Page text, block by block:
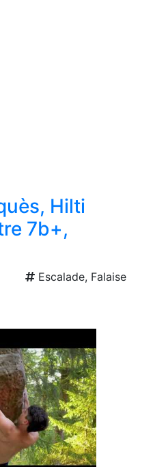
Hilti
7b+,
Escalade, Falaise